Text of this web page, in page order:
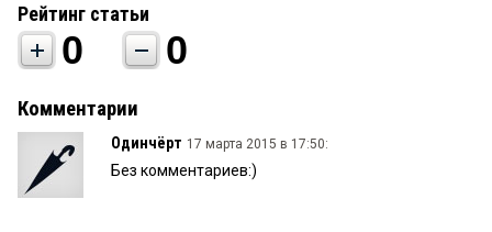
Рейтинг статьи
0 0
Комментарии
Одинчёрт 17 марта 2015 в 17:50:
Без комментариев:)